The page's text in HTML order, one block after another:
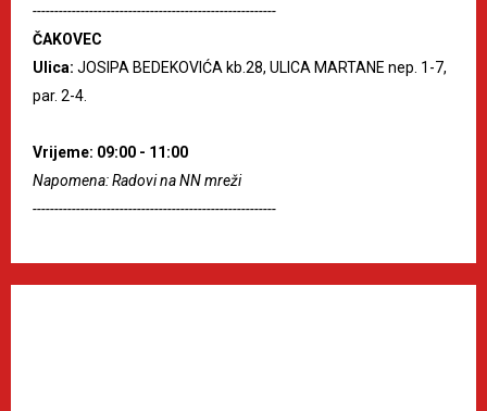
--------------------------------------------------------
ČAKOVEC
Ulica: JOSIPA BEDEKOVIĆA kb.28, ULICA MARTANE nep. 1-7,
par. 2-4.
Vrijeme: 09:00 - 11:00
Napomena: Radovi na NN mreži
--------------------------------------------------------